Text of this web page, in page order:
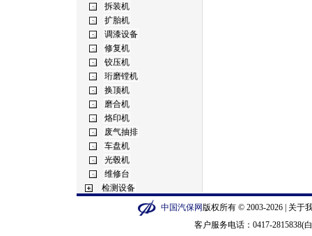
中国汽保网版权所有 © 2003-2026 | 关于
客户服务电话：0417-